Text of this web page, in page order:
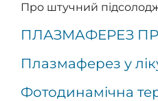
Про штучний
ПЛАЗМАФЕРЕЗ
Плазмаферез у
Фотодинамічна